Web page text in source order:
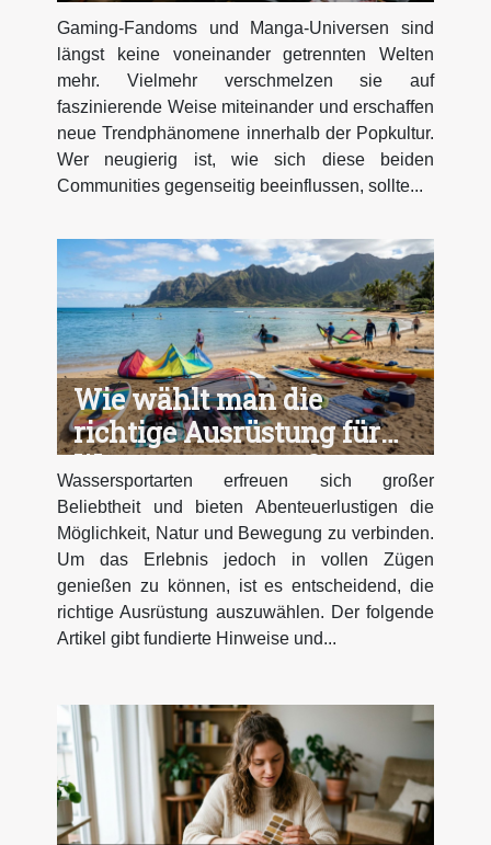
Gaming-Fandoms und Manga-Universen sind
längst keine voneinander getrennten Welten
mehr. Vielmehr verschmelzen sie auf
faszinierende Weise miteinander und erschaffen
neue Trendphänomene innerhalb der Popkultur.
Wer neugierig ist, wie sich diese beiden
Communities gegenseitig beeinflussen, sollte...
Wie wählt man die
richtige Ausrüstung für
Wassersportarten?
Wassersportarten erfreuen sich großer
Beliebtheit und bieten Abenteuerlustigen die
Möglichkeit, Natur und Bewegung zu verbinden.
Um das Erlebnis jedoch in vollen Zügen
genießen zu können, ist es entscheidend, die
richtige Ausrüstung auszuwählen. Der folgende
Artikel gibt fundierte Hinweise und...